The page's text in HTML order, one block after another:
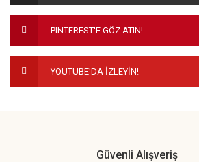
Ürün fiyatı diğer sitelerden daha pahalı.
Bu ürüne benzer farklı alternatifler olmalı.
PINTEREST'E GÖZ ATIN!
YOUTUBE'DA İZLEYİN!
Güvenli Alışveriş